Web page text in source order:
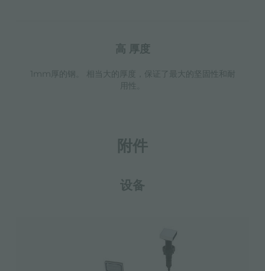
高 厚度
1mm厚的钢。 相当大的厚度，保证了最大的坚固性和耐
用性。
附件
设备